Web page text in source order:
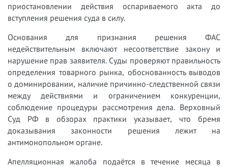
приостановлении действия оспариваемого акта до
вступления решения суда в силу.
Основания для признания решения ФАС
недействительным включают несоответствие закону и
нарушение прав заявителя. Суды проверяют правильность
определения товарного рынка, обоснованность выводов
о доминировании, наличие причинно-следственной связи
между действиями и ограничением конкуренции,
соблюдение процедуры рассмотрения дела. Верховный
Суд РФ в обзорах практики указывает, что бремя
доказывания законности решения лежит на
антимонопольном органе.
Апелляционная жалоба подаётся в течение месяца в